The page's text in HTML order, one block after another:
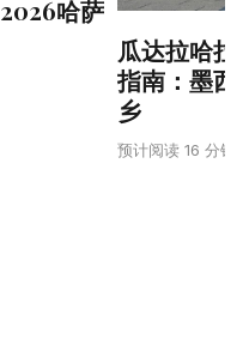
哈萨
瓜达拉哈拉
指南：墨西
乡
预计阅读 16 分钟